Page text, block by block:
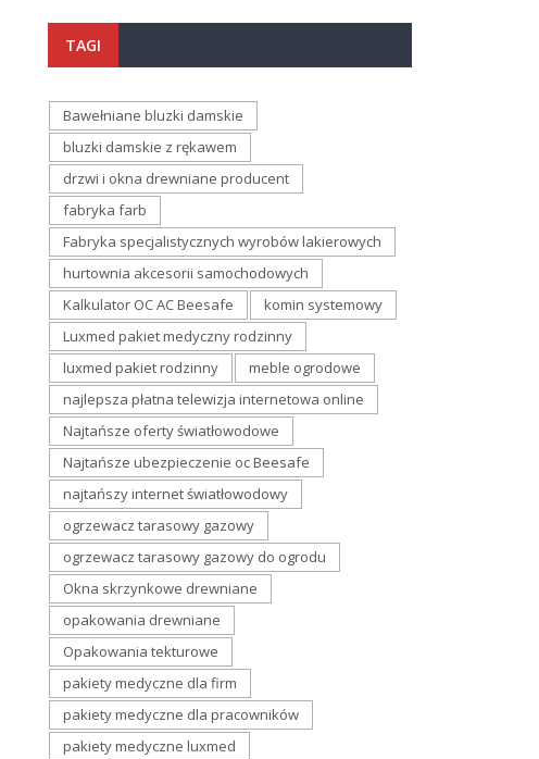
TAGI
Bawełniane bluzki damskie
bluzki damskie z rękawem
drzwi i okna drewniane producent
fabryka farb
Fabryka specjalistycznych wyrobów lakierowych
hurtownia akcesorii samochodowych
Kalkulator OC AC Beesafe
komin systemowy
Luxmed pakiet medyczny rodzinny
luxmed pakiet rodzinny
meble ogrodowe
najlepsza płatna telewizja internetowa online
Najtańsze oferty światłowodowe
Najtańsze ubezpieczenie oc Beesafe
najtańszy internet światłowodowy
ogrzewacz tarasowy gazowy
ogrzewacz tarasowy gazowy do ogrodu
Okna skrzynkowe drewniane
opakowania drewniane
Opakowania tekturowe
pakiety medyczne dla firm
pakiety medyczne dla pracowników
pakiety medyczne luxmed